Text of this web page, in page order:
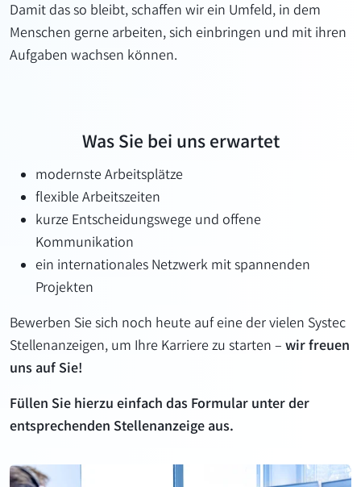
Damit das so bleibt, schaffen wir ein Umfeld, in dem
Menschen gerne arbeiten, sich einbringen und mit ihren
Aufgaben wachsen können.
Was Sie bei uns erwartet
modernste Arbeitsplätze
flexible Arbeitszeiten
kurze Entscheidungswege und offene
Kommunikation
ein internationales Netzwerk mit spannenden
Projekten
Bewerben Sie sich noch heute auf eine der vielen Systec
Stellenanzeigen, um Ihre Karriere zu starten –wir freuen
uns auf Sie!
Füllen Sie hierzu einfach das Formular unter der
entsprechenden Stellenanzeige aus.